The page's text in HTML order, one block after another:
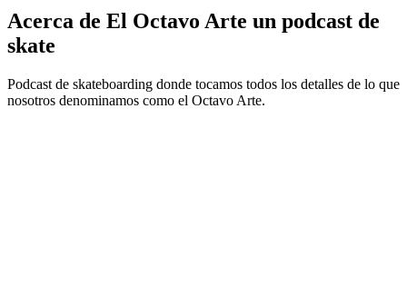
Acerca de El Octavo Arte un podcast de
skate
Podcast de skateboarding donde tocamos todos los detalles de lo que
nosotros denominamos como el Octavo Arte.